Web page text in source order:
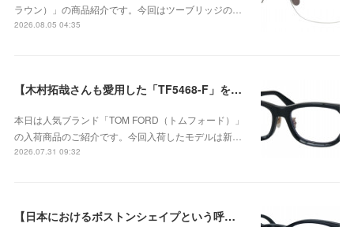
ラウン）」の商品紹介です。今回はツーブリッジの…
2026.08.05 04:35
【木村拓哉さんも愛用した「TF5468-F」をベースに、洗練されたウェリントンシェイプが上品な存在感を演出する、日本企画モデル】TOM FORD TF6164-D-Bが入荷！
本日は人気ブランド「TOM FORD（トムフォード）」
の入荷商品のご紹介です。今回入荷したモデルは新…
2026.07.31 09:32
【日本におけるボストンシェイプという呼称が広く定着するきっかけとなったモデル】Eyevan（アイヴァン） Historic Collection AU-5003のご紹介！